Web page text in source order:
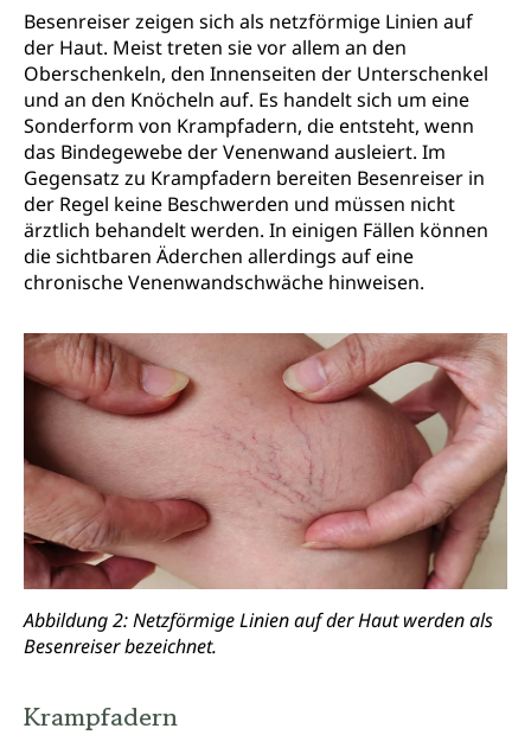
Besenreiser zeigen sich als netzförmige Linien auf
der Haut. Meist treten sie vor allem an den
Oberschenkeln, den Innenseiten der Unterschenkel
und an den Knöcheln auf. Es handelt sich um eine
Sonderform von Krampfadern, die entsteht, wenn
das Bindegewebe der Venenwand ausleiert. Im
Gegensatz zu Krampfadern bereiten Besenreiser in
der Regel keine Beschwerden und müssen nicht
ärztlich behandelt werden. In einigen Fällen können
die sichtbaren Äderchen allerdings auf eine
chronische Venenwandschwäche hinweisen.
Abbildung 2: Netzförmige Linien auf der Haut werden als
Besenreiser bezeichnet.
Krampfadern